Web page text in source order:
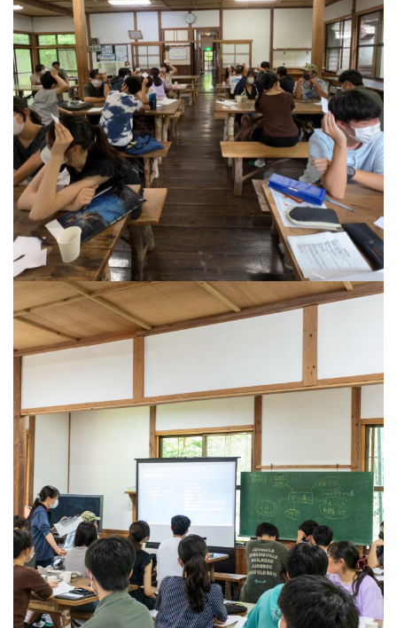
アクセスマップ
緊急・災害時の対応
ご支援をお考えの方へ
同窓会
ENGLISHページ
個人情報保護への取り組み
このサイトについて
採用情報
地の塩、世の光（スクール・モットー）